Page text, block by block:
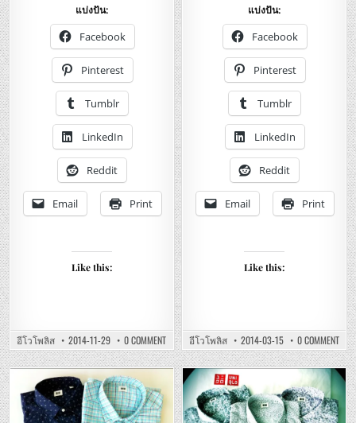
Cotton
Shirts
Review
รีวิว
โคล่
พิม่า
ค๊อต
ต้อน
เชิ้ต
เนื้อ
ใส่
สบาย
แบ่งปัน:
Facebook
Pinterest
Tumblr
LinkedIn
Reddit
Email Print
Like this:
อีโวโพลิส 2014-11-29 0 COMMENTON
UNIQLO
SUPIMA
COTTON
SHIRTS
REVIEW
รีวิว
Jeans
โคล่
ยีน
ตรง
นุ่ม
เบา
โป
สบ
แบ่งปัน:
Facebook
Pinterest
Tumblr
LinkedIn
Reddit
Email Print
Like this:
อีโวโพลิส 2014-03-15 0 COMMENTON
–
FIT
Posted
in
Posted
in